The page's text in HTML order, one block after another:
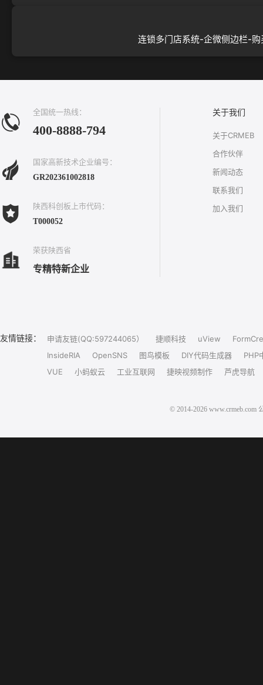
连锁多门店系统-企微侧边栏-
全国统一热线：
400-8888-794
国家高新技术企业编号：
GR202361002818
陕西科创板上市代码：
T000052
荣获陕西省
专精特新企业
关于我们
关于CRMEB
合作伙伴
新闻动态
联系我们
加入我们
友情链接： 申请友链(QQ:597244065） 捷顺科技 uView
InsideRIA
OpenSNS 图鸟模板 DIY代码生成器
PHP
VUE
小蚂蚁云 工业互联网 捷映视频制作 芦虎导航
© 2014-2026